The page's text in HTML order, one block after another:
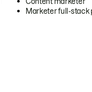
Marketer full-stack